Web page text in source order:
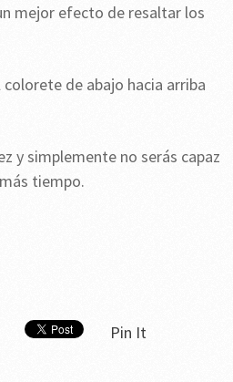
mejor efecto de resaltar los
colorete de abajo hacia arriba
y simplemente no serás capaz
tiempo.
Pin It